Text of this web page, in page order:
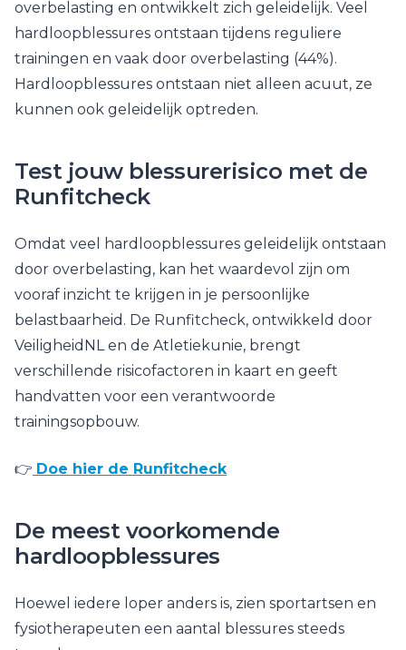
overbelasting en ontwikkelt zich geleidelijk. Veel
hardloopblessures ontstaan tijdens reguliere
trainingen en vaak door overbelasting (44%).
Hardloopblessures ontstaan niet alleen acuut, ze
kunnen ook geleidelijk optreden.
Test jouw blessurerisico met de
Runfitcheck
Omdat veel hardloopblessures geleidelijk ontstaan
door overbelasting, kan het waardevol zijn om
vooraf inzicht te krijgen in je persoonlijke
belastbaarheid. De Runfitcheck, ontwikkeld door
VeiligheidNL en de Atletiekunie, brengt
verschillende risicofactoren in kaart en geeft
handvatten voor een verantwoorde
trainingsopbouw.
👉 Doe hier de Runfitcheck
De meest voorkomende
hardloopblessures
Hoewel iedere loper anders is, zien sportartsen en
fysiotherapeuten een aantal blessures steeds